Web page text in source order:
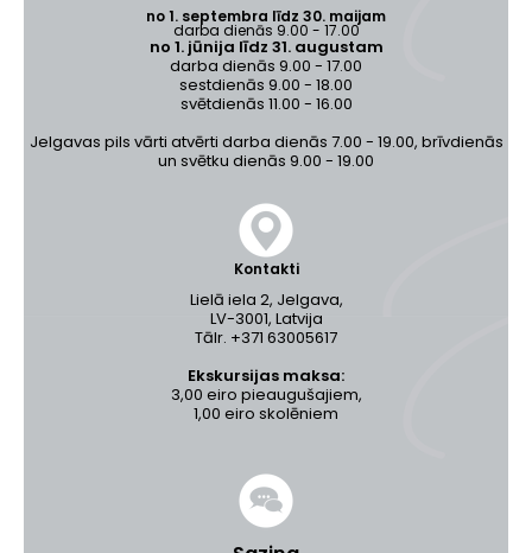
no 1. septembra līdz 30. maijam
darba dienās 9.00 - 17.00
no 1. jūnija līdz 31. augustam
darba dienās 9.00 - 17.00
sestdienās 9.00 - 18.00
svētdienās 11.00 - 16.00
Jelgavas pils vārti atvērti darba dienās 7.00 - 19.00, brīvdienās
un svētku dienās 9.00 - 19.00
Kontakti
Lielā iela 2, Jelgava,
LV-3001, Latvija
Tālr. +371 63005617
Ekskursijas maksa:
3,00 eiro pieaugušajiem,
1,00 eiro skolēniem